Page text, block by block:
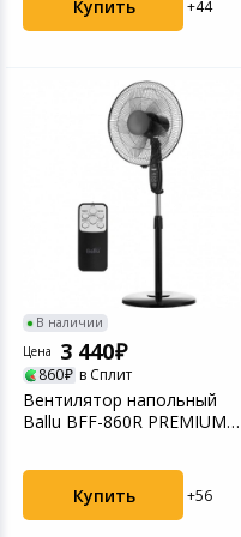
Купить +44
В наличии
Цена
3 440
860 в Сплит
Вентилятор напольный
Ballu BFF-860R PREMIUM
Купить +56